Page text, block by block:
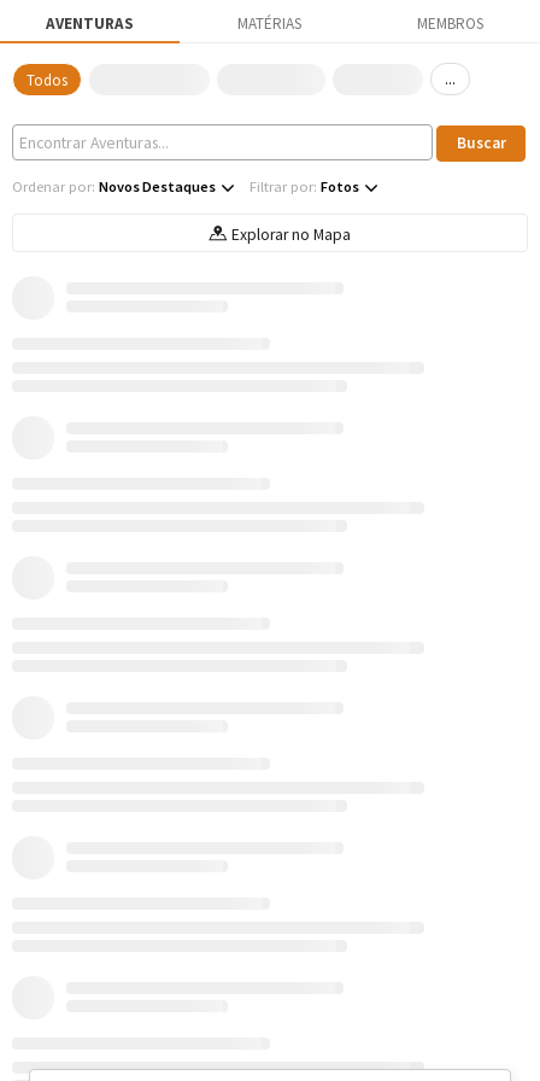
AVENTURAS MATÉRIAS MEMBROS
Todos ...
Ordenar por: Novos Destaques Filtrar por: Fotos
Explorar no Mapa